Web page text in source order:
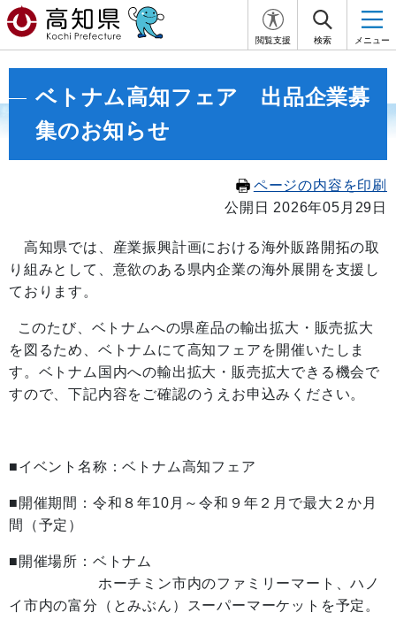
閲覧支援 検索 メニュー
ベトナム高知フェア 出品企業募
集のお知らせ
ページの内容を印刷
公開日 2026年05月29日
高知県では、産業振興計画における海外販路開拓の取
り組みとして、意欲のある県内企業の海外展開を支援し
ております。
このたび、ベトナムへの県産品の輸出拡大・販売拡大
を図るため、ベトナムにて高知フェアを開催いたしま
す。ベトナム国内への輸出拡大・販売拡大できる機会で
すので、下記内容をご確認のうえお申込みください。
■イベント名称：ベトナム高知フェア
■開催期間：令和８年10月～令和９年２月で最大２か月
間（予定）
■開催場所：ベトナム
ホーチミン市内のファミリーマート、ハノ
イ市内の富分（とみぶん）スーパーマーケットを予定。